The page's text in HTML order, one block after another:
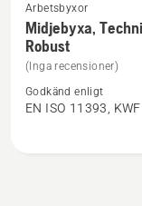
Se
mer
information
om
Midjebyxa,
Arbetsbyxor
Midjebyxa,
Robust
(Inga recensioner)
Godkänd enligt
EN ISO 11393,